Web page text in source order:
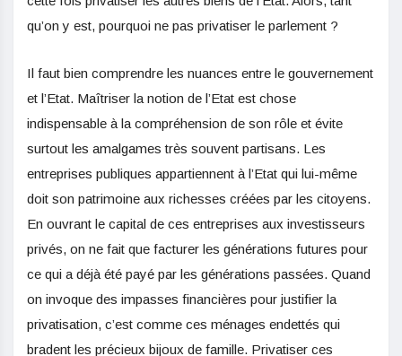
qu’on y est, pourquoi ne pas privatiser le parlement ?
Il faut bien comprendre les nuances entre le gouvernement
et l’Etat. Maîtriser la notion de l’Etat est chose
indispensable à la compréhension de son rôle et évite
surtout les amalgames très souvent partisans. Les
entreprises publiques appartiennent à l’Etat qui lui-même
doit son patrimoine aux richesses créées par les citoyens.
En ouvrant le capital de ces entreprises aux investisseurs
privés, on ne fait que facturer les générations futures pour
ce qui a déjà été payé par les générations passées. Quand
on invoque des impasses financières pour justifier la
privatisation, c’est comme ces ménages endettés qui
bradent les précieux bijoux de famille. Privatiser ces